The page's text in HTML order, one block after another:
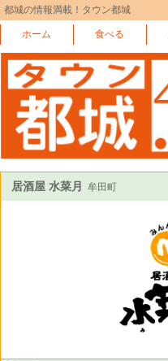
都城の情報満載！タウン都城
ホーム 食べる
居酒屋 水菜月 牟田町